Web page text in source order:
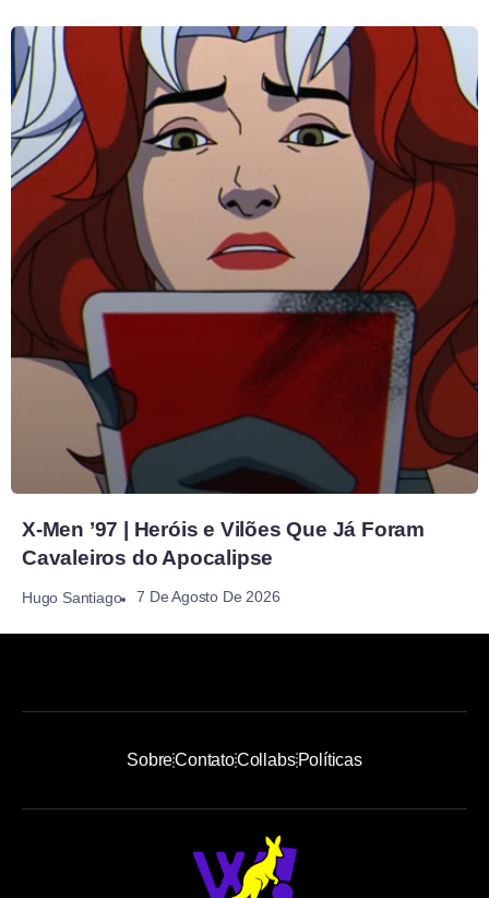
X-Men ’97 | Heróis e Vilões Que Já Foram
Cavaleiros do Apocalipse
Hugo Santiago 7 De Agosto De 2026
SobreContatoCollabsPolíticas